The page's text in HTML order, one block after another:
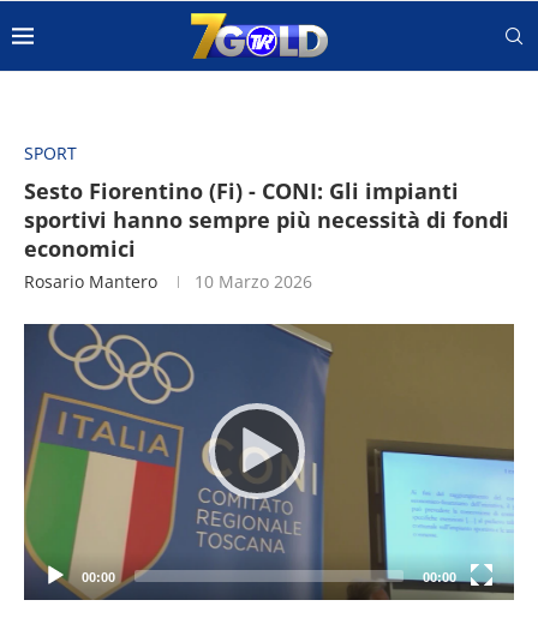
SPORT
Sesto Fiorentino (Fi) - CONI: Gli impianti
sportivi hanno sempre più necessità di fondi
economici
Rosario Mantero 10 Marzo 2026
Video
Player
00:00 00:00